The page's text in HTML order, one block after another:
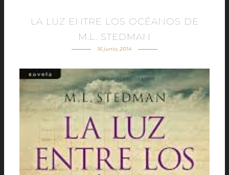
LA LUZ ENTRE LOS OCÉANOS DE
M.L. STEDMAN
16 junio, 2014